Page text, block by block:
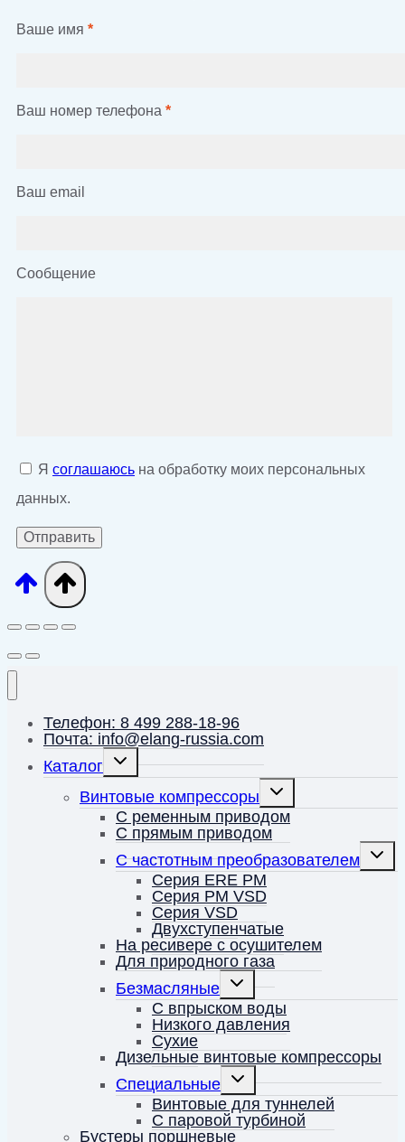
Ваше имя *
Ваш номер телефона *
Ваш email
Сообщение
Я соглашаюсь на обработку моих персональных
данных.
Телефон: 8 499 288-18-96
Почта: info@elang-russia.com
Каталог
Переключить
дочернее
меню
Винтовые компрессоры
Переключить
дочернее
меню
С ременным приводом
С прямым приводом
С частотным преобразователем
меню
Серия ERE PM
Серия PM VSD
Серия VSD
Двухступенчатые
На ресивере с осушителем
Для природного газа
Безмасляные
Переключить
дочернее
меню
С впрыском воды
Низкого давления
Сухие
Дизельные винтовые компрессоры
Специальные
Переключить
дочернее
меню
Винтовые для туннелей
С паровой турбиной
Бустеры поршневые